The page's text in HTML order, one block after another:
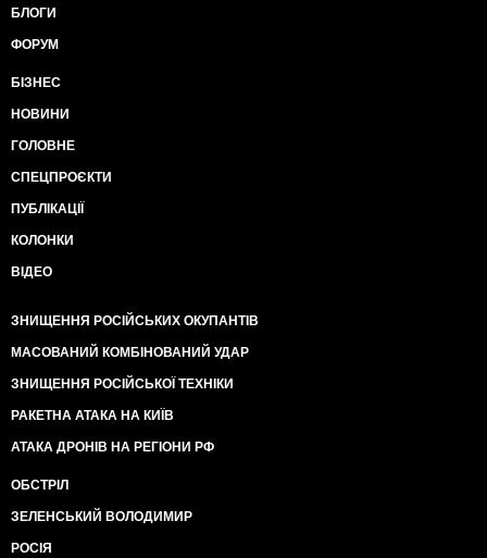
БЛОГИ
ФОРУМ
БІЗНЕС
НОВИНИ
ГОЛОВНЕ
СПЕЦПРОЄКТИ
ПУБЛІКАЦІЇ
КОЛОНКИ
ВІДЕО
ЗНИЩЕННЯ РОСІЙСЬКИХ ОКУПАНТІВ
МАСОВАНИЙ КОМБІНОВАНИЙ УДАР
ЗНИЩЕННЯ РОСІЙСЬКОЇ ТЕХНІКИ
РАКЕТНА АТАКА НА КИЇВ
АТАКА ДРОНІВ НА РЕГІОНИ РФ
ОБСТРІЛ
ЗЕЛЕНСЬКИЙ ВОЛОДИМИР
РОСІЯ